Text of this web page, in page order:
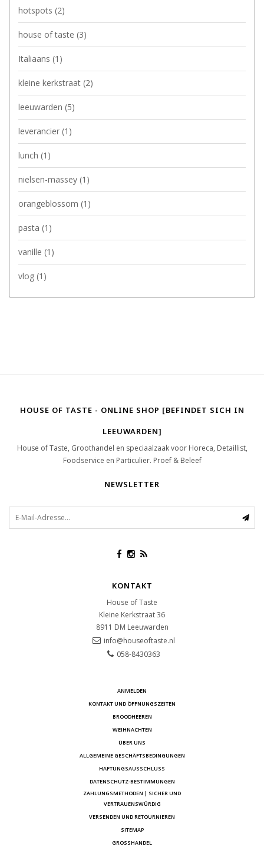
hotspots (2)
house of taste (3)
Italiaans (1)
kleine kerkstraat (2)
leeuwarden (5)
leverancier (1)
lunch (1)
nielsen-massey (1)
orangeblossom (1)
pasta (1)
vanille (1)
vlog (1)
HOUSE OF TASTE - ONLINE SHOP [BEFINDET SICH IN
LEEUWARDEN]
House of Taste, Groothandel en speciaalzaak voor Horeca, Detaillist,
Foodservice en Particulier. Proef & Beleef
NEWSLETTER
KONTAKT
House of Taste
Kleine Kerkstraat 36
8911 DM Leeuwarden
info@houseoftaste.nl
058-8430363
ANMELDEN
KONTAKT UND ÖFFNUNGSZEITEN
BROODHEEREN
WEIHNACHTEN
ÜBER UNS
ALLGEMEINE GESCHÄFTSBEDINGUNGEN
HAFTUNGSAUSSCHLUSS
DATENSCHUTZ-BESTIMMUNGEN
ZAHLUNGSMETHODEN | SICHER UND
VERTRAUENSWÜRDIG
VERSENDEN UND RETOURNIEREN
SITEMAP
GROSSHANDEL